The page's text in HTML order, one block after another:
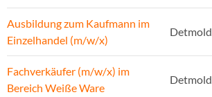
Ausbildung zum Kaufmann im
Einzelhandel (m/w/x)
Detmold
Fachverkäufer (m/w/x) im
Bereich Weiße Ware
Detmold